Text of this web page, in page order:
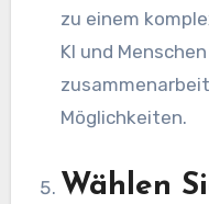
zu einem
KI und
Möglichkeiten.
Wählen